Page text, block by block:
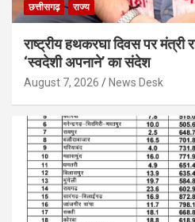
छत्तीसगढ़ राज्य
राष्ट्रीय हथकरघा दिवस पर मंत्री
‘स्वदेशी अपनाने’ का संदेश
August 7, 2026 News Desk